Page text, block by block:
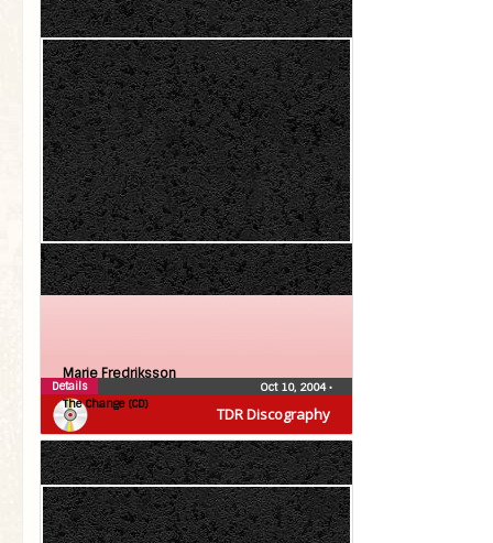
TDR Discography
Marie Fredriksson
The Change (CD)
Oct 10, 2004•
Details